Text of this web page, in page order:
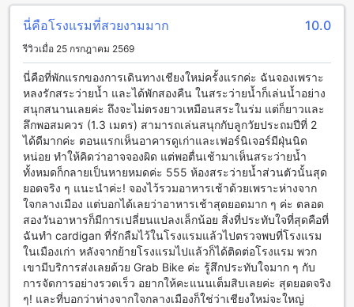
คุ้มพญา รีสอร์ต แอนด์ สปา บูทิก คอลเลกชัน มีสิ่งอำนวยความ
ของคุณได้อย่างสบาย สิ่งอำนวยความสะดวกที่คุ้มพญา รีสอร์ต
แอนด์ สปา บูทิก คอลเลกชัน รวมถึงบริการซักรีด, บริการห้องพัก,
ตู้เซฟ, บริการผู้ช่วยที่ต้องการ, Wi-Fi ในพื้นที่สาธารณะ, พื้นที่สูบ
บุหรี่ที่กำหนด, Wi-Fi ฟรีในทุกห้อง, บริการซักแห้ง, เช็คอิน/เช็ค
เอาท์ด่วน, การเก็บรักษาสัมภาระ, การทำความสะอาดห้องประจำ
วัน, และเตาไฟ
สิ่งอำนวยความสะดวกในการเดินทางที่ คุ้มพญา รีสอร์ต แอนด์
สปา บูทิก คอลเลกชัน
คุ้มพญา รีสอร์ต แอนด์ สปา บูทิก คอลเลกชัน มีสิ่งอำนวยความ
สะดวกในการเดินทางที่หลากหลายเพื่อให้แขกสามารถเตรียมตัว
เพื่อการเดินทางได้อย่างสะดวกสบาย โดยสิ่งอำนวยความสะดวกที่
มีให้แก่แขกรวมถึงบริการรับส่งที่สนามบิน ทัวร์ชมสถานที่ท่อง
เที่ยว ที่จอดรถ บริการรถรับส่ง บริการเช่ารถ บริการจัดหาตั๋ว ที่
จอดรถในสถานที่ และที่จอดรถฟรี
นี่คือโรงแรมที่สวยงามมาก 10.0
รีวิวเมื่อ 25 กรกฎาคม 2569
นี่คือที่พักแรกของการเดินทางเชียงใหม่ครั้งแรกค่ะ ฉันจองเพราะ
หลงรักสระว่ายน้ำ และได้พักสองคืน ในสระว่ายน้ำก็เล่นน้ำอย่าง
สนุกสนานเลยค่ะ ถึงจะไม่ตรงยาวเหมือนสระในร่ม แต่ก็ยาวและ
ลึกพอสมควร (1.3 เมตร) สามารถเล่นสนุกกับลูกวัยประถมปีที่ 2
ได้ดีมากค่ะ ตอนแรกเห็นอาคารดูเก่าและเฟอร์นิเจอร์มีฝุ่นนิด
หน่อย ทำให้คิดว่าอาจจองผิด แต่พอตื่นเช้ามาเห็นสระว่ายน้ำ
ทั้งหมดก็กลายเป็นหายหมดค่ะ 555 ห้องสระว่ายน้ำส่วนตัวนั้นสุด
ยอดจริง ๆ แนะนำค่ะ! จองไว้รวมอาหารเช้าด้วยเพราะห่างจาก
ใจกลางเมือง แต่บอกได้เลยว่าอาหารเช้าสุดยอดมาก ๆ ค่ะ ตลอด
สองวันอาหารก็มีการเปลี่ยนแปลงเล็กน้อย สิ่งที่ประทับใจที่สุดคือที่
ฉันทำ cardigan ที่รักลืมไว้ในโรงแรมแล้วไปตรวจพบที่โรงแรม
ในเมืองเก่า หลังจากย้ายโรงแรมไปแล้วก็ได้ติดต่อโรงแรม พวก
เขามีบริการส่งเลยด้วย Grab Bike ค่ะ รู้สึกประทับใจมาก ๆ กับ
การจัดการอย่างรวดเร็ว อยากให้คะแนนเต็มสิบเลยค่ะ สุดยอดจริง
ๆ! และที่บอกว่าห่างจากใจกลางเมืองก็ใช่ว่าเชียงใหม่จะใหญ่